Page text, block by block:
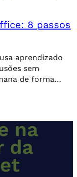
8 passos
aprendizado
sem
de forma
na
da